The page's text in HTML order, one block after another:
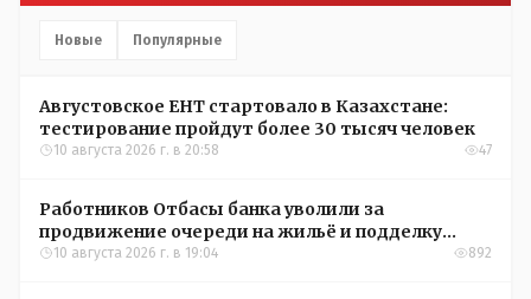
Новые Популярные
Августовское ЕНТ стартовало в Казахстане:
тестирование пройдут более 30 тысяч человек
10 августа 2026 г. в 20:58 47
Работников Отбасы банка уволили за
продвижение очереди на жильё и подделку
документов
10 августа 2026 г. в 19:04 892